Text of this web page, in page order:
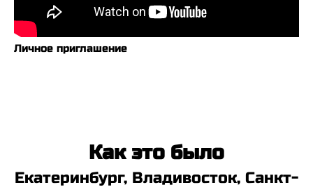
Личное приглашение
Как это было
Екатеринбург, Владивосток, Санкт-